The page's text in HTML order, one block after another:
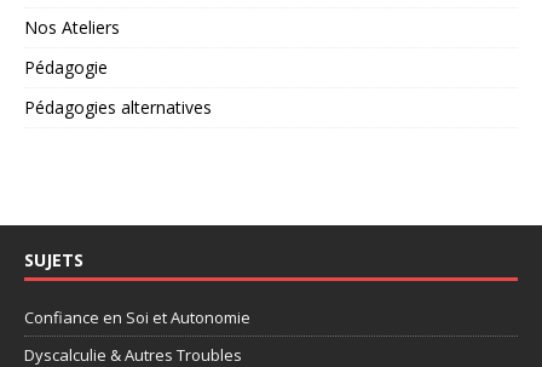
Nos Ateliers
Pédagogie
Pédagogies alternatives
SUJETS
Confiance en Soi et Autonomie
Dyscalculie & Autres Troubles